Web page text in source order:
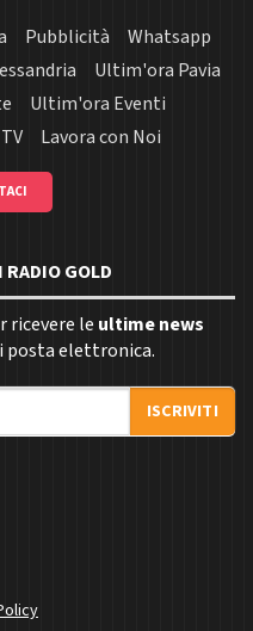
Pubblicità
Whatsapp
Ultim'ora Pavia
Ultim'ora Eventi
Lavora con Noi
GOLD
ricevere le ultime news
posta elettronica.
ISCRIVITI